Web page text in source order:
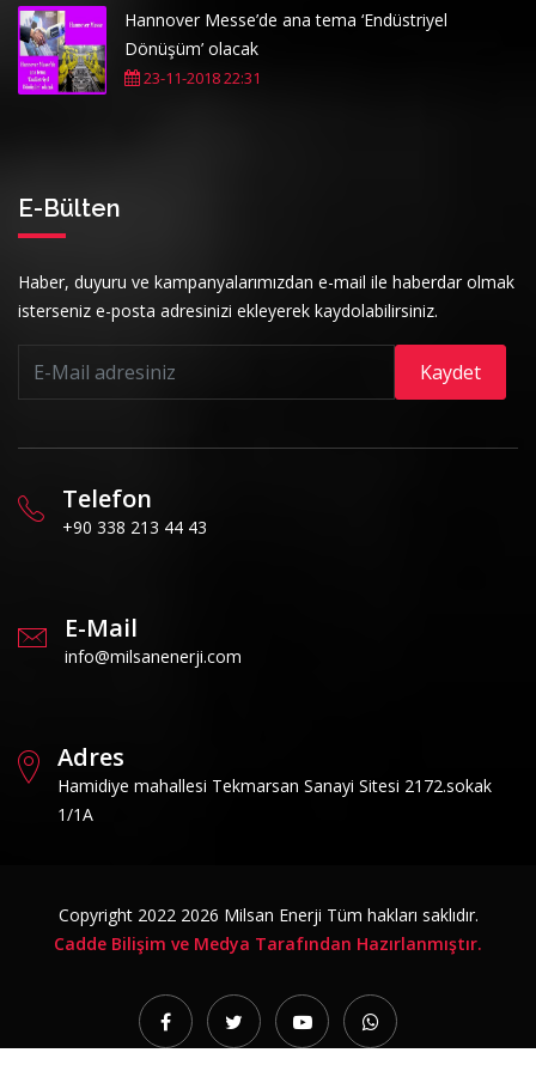
Hannover Messe’de ana tema ‘Endüstriyel
Dönüşüm’ olacak
23-11-2018 22:31
E-Bülten
Haber, duyuru ve kampanyalarımızdan e-mail ile haberdar olmak
isterseniz e-posta adresinizi ekleyerek kaydolabilirsiniz.
Kaydet
Telefon
+90 338 213 44 43
E-Mail
info@milsanenerji.com
Adres
Hamidiye mahallesi Tekmarsan Sanayi Sitesi 2172.sokak
1/1A
Copyright 2022 2026 Milsan Enerji Tüm hakları saklıdır.
Cadde Bilişim ve Medya Tarafından Hazırlanmıştır.